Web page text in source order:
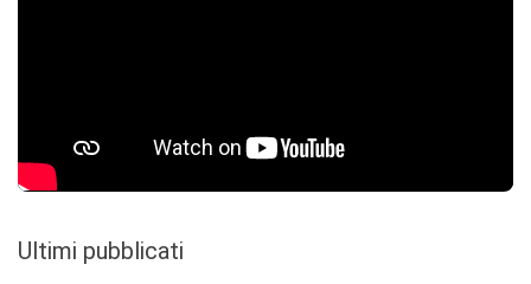
Ultimi pubblicati